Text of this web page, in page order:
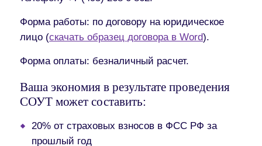
Форма работы: по договору на юридическое
лицо (скачать образец договора в Word).
Форма оплаты: безналичный расчет.
Ваша экономия в результате проведения
СОУТ может составить:
20% от страховых взносов в ФСС РФ за
прошлый год